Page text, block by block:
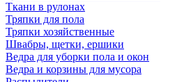
Ткани в рулонах
Тряпки для пола
Тряпки хозяйственные
Швабры, щетки, ершики
Ведра для уборки пола и окон
Ведра и корзины для мусора